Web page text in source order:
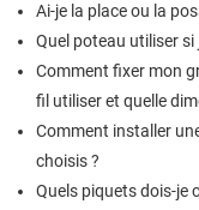
Ai-je la place ou la
Quel poteau utiliser si
Comment fixer mon
fil utiliser et quelle
Comment installer
choisis ?
Quels piquets dois-je